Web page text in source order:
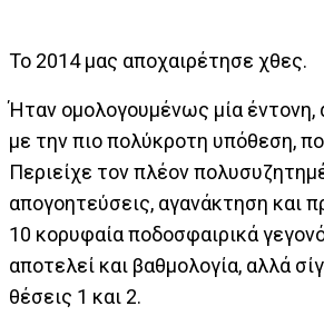
To 2014 μας αποχαιρέτησε χθες.
Ήταν ομολογουμένως μία έντονη,
με την πιο πολύκροτη υπόθεση,
Περιείχε τον πλέον
απογοητεύσεις, αγανάκτηση και
10 κορυφαία ποδοσφαιρικά
αποτελεί και βαθμολογία, αλλά
θέσεις 1 και 2.